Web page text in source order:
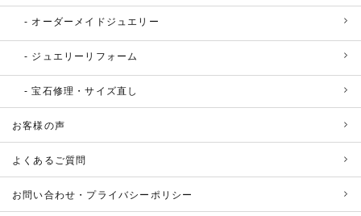
オーダーメイドジュエリー
ジュエリーリフォーム
宝石修理・サイズ直し
お客様の声
よくあるご質問
お問い合わせ・プライバシーポリシー